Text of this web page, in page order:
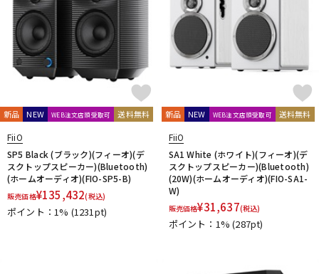
Shadow Hills Industries
SHINYA’S STUDIO
SHIZUKA
SHURE
SlateDigital SLR Studios SONTRONICS
SONY
SoundCraft
Soyuz SPL SSL(Solid State Logic)
STAX
STAY
STEDMAN Steven Slate Audio Superlux
Sym・Proceed
TAKACHI TAMA TANNOY TASCAM
tc electronic
Thermionic Culture
Tonelux
T-REX
TRIAL Triprop TRITON AUDIO
TRUE DYNA
TUBE-TECH
UDG ULTIMATE
ULTRASONE
Umbrella Company
United Studio Technologies
Universal Audio
unknown VELCRO(R) Brand
Vermona
VitalAudio
V-MODA
新品 NEW WEB注文店頭受取可 送料無料
FiiO
SP5 Black (ブラック)(フィーオ)(デ
スクトップスピーカー)(Bluetooth)
(ホームオーディオ)(FIO-SP5-B)
販売価格¥135,432(税込)
ポイント：1% (1231pt)
新品 NEW WEB注文店頭受取可 送料無料
FiiO
SA1 White (ホワイト)(フィーオ)(デ
スクトップスピーカー)(Bluetooth)
(20W)(ホームオーディオ)(FIO-SA1-
W)
販売価格¥31,637(税込)
ポイント：1%(287pt)